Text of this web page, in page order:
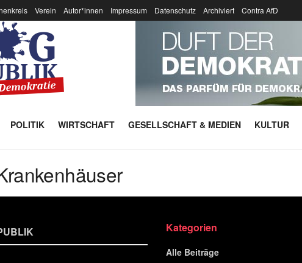
Verein Autor*innen Impressum Datenschutz Archiviert Contra AfD
POLITIK WIRTSCHAFT GESELLSCHAFT & MEDIEN KULTUR
Kategorien
Alle Beiträge